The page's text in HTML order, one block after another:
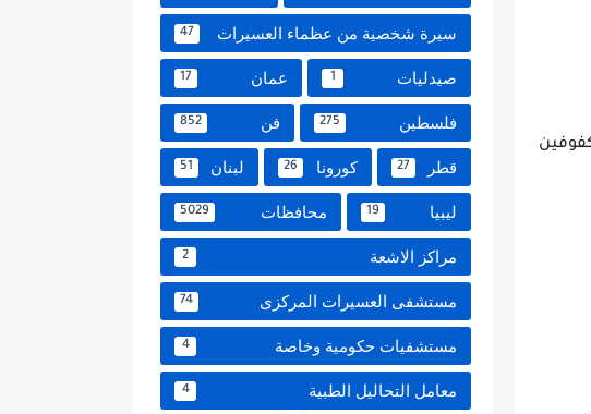
سيرة شخصية من عظماء العسيرات 47
صيدليات 1 عمان 17
فلسطين 275 فن 852
قطر 27 كورونا 26 لبنان 51
ليبيا 19 محافظات 5029
مراكز الاشعة 2
مستشفى العسيرات المركزى 74
مستشفيات حكومية وخاصة 4
معامل التحاليل الطبية 4